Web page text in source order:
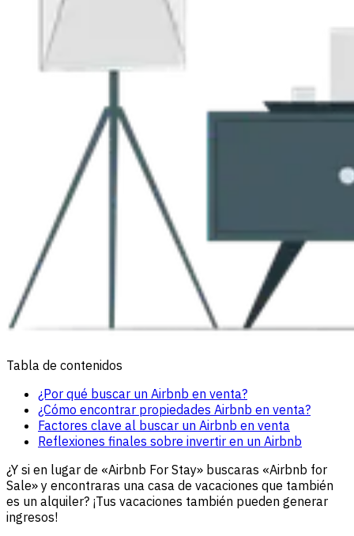
Tabla de contenidos
¿Por qué buscar un Airbnb en venta?
¿Cómo encontrar propiedades Airbnb en venta?
Factores clave al buscar un Airbnb en venta
Reflexiones finales sobre invertir en un Airbnb
¿Y si en lugar de «Airbnb For Stay» buscaras «Airbnb for
Sale» y encontraras una casa de vacaciones que también
es un alquiler? ¡Tus vacaciones también pueden generar
ingresos!